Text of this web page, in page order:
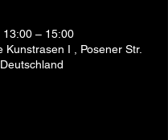
13:00 – 15:00
Kunstrasen I , Posener Str.